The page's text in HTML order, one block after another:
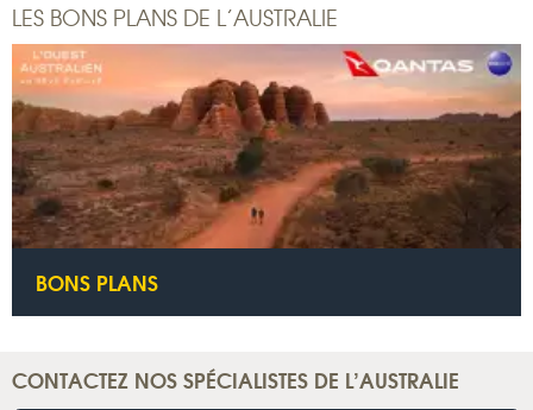
LES BONS PLANS DE L’AUSTRALIE
BONS PLANS
CONTACTEZ NOS SPÉCIALISTES DE L’AUSTRALIE